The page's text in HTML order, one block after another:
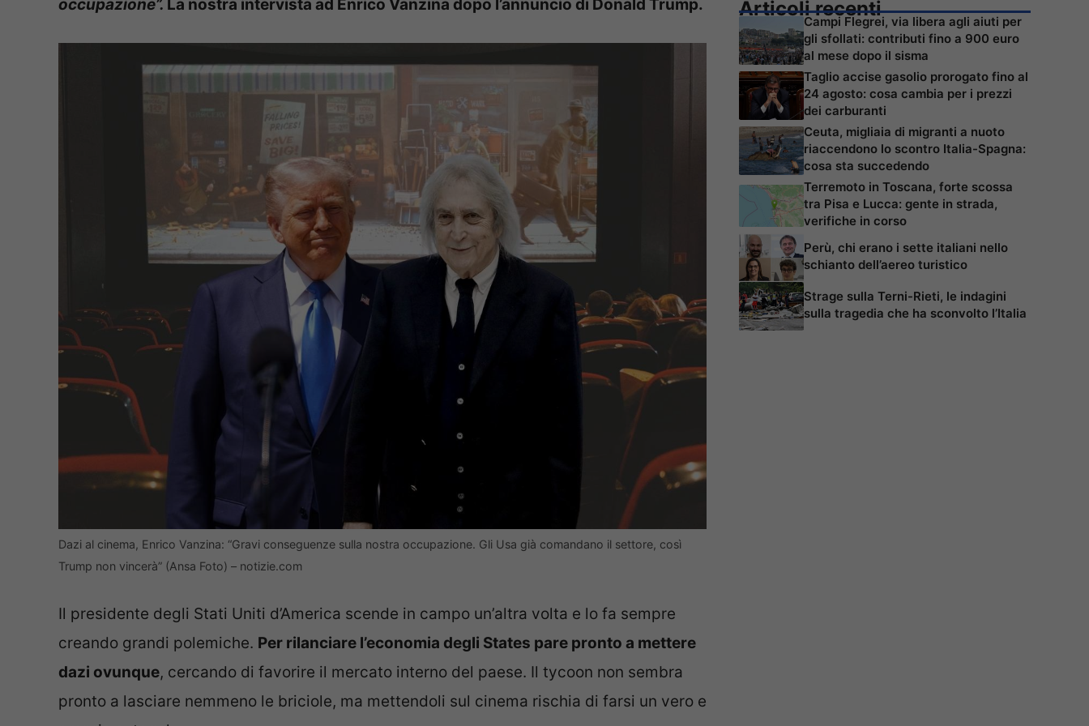
occupazione”. La nostra intervista ad Enrico Vanzina dopo l’annuncio di Donald Trump.
Dazi al cinema, Enrico Vanzina: “Gravi conseguenze sulla nostra occupazione. Gli Usa già comandano il settore, così
Trump non vincerà” (Ansa Foto) – notizie.com
Il presidente degli Stati Uniti d’America scende in campo un’altra volta e lo fa sempre
creando grandi polemiche. Per rilanciare l’economia degli States pare pronto a mettere
dazi ovunque, cercando di favorire il mercato interno del paese. Il tycoon non sembra
pronto a lasciare nemmeno le briciole, ma mettendoli sul cinema rischia di farsi un vero e
Articoli recenti
Campi Flegrei, via libera agli aiuti per
gli sfollati: contributi fino a 900 euro
al mese dopo il sisma
Taglio accise gasolio prorogato fino al
24 agosto: cosa cambia per i prezzi
dei carburanti
Ceuta, migliaia di migranti a nuoto
riaccendono lo scontro Italia-Spagna:
cosa sta succedendo
Terremoto in Toscana, forte scossa
tra Pisa e Lucca: gente in strada,
verifiche in corso
Perù, chi erano i sette italiani nello
schianto dell’aereo turistico
Strage sulla Terni-Rieti, le indagini
sulla tragedia che ha sconvolto l’Italia